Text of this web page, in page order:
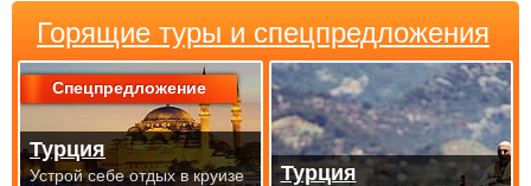
Горящие туры и спецпредложения
Спецпредложение
Турция
Устрой себе отдых в круизе
Турция